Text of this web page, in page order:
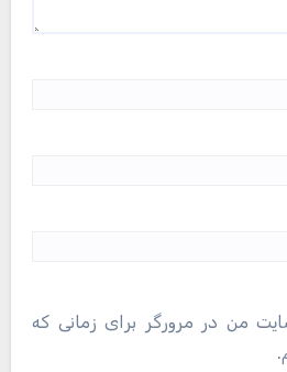
من در مرورگر برای زمانی که